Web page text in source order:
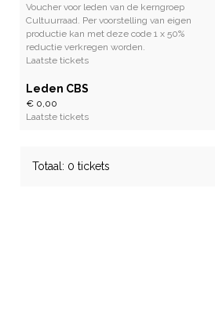
Voucher voor leden van de kerngroep
Cultuurraad. Per voorstelling van eigen
productie kan met deze code 1 x 50%
reductie verkregen worden.
Laatste tickets
Leden CBS
€ 0,00
Laatste tickets
Totaal: 0 tickets